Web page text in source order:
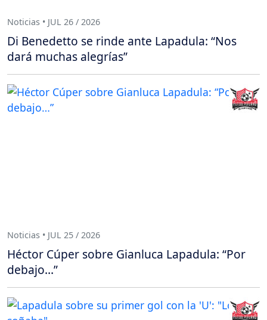
Noticias • JUL 26 / 2026
Di Benedetto se rinde ante Lapadula: “Nos
dará muchas alegrías”
Noticias • JUL 25 / 2026
Héctor Cúper sobre Gianluca Lapadula: “Por
debajo…”